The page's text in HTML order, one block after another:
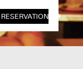
RESERVATION